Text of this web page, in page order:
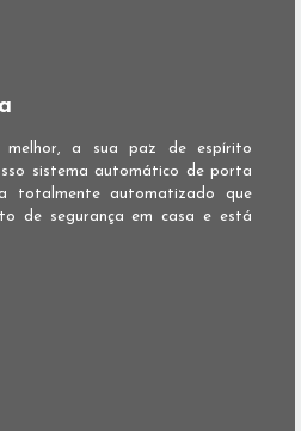
melhor, a sua paz de espírito
sistema automático de porta
totalmente automatizado que
de segurança em casa e está